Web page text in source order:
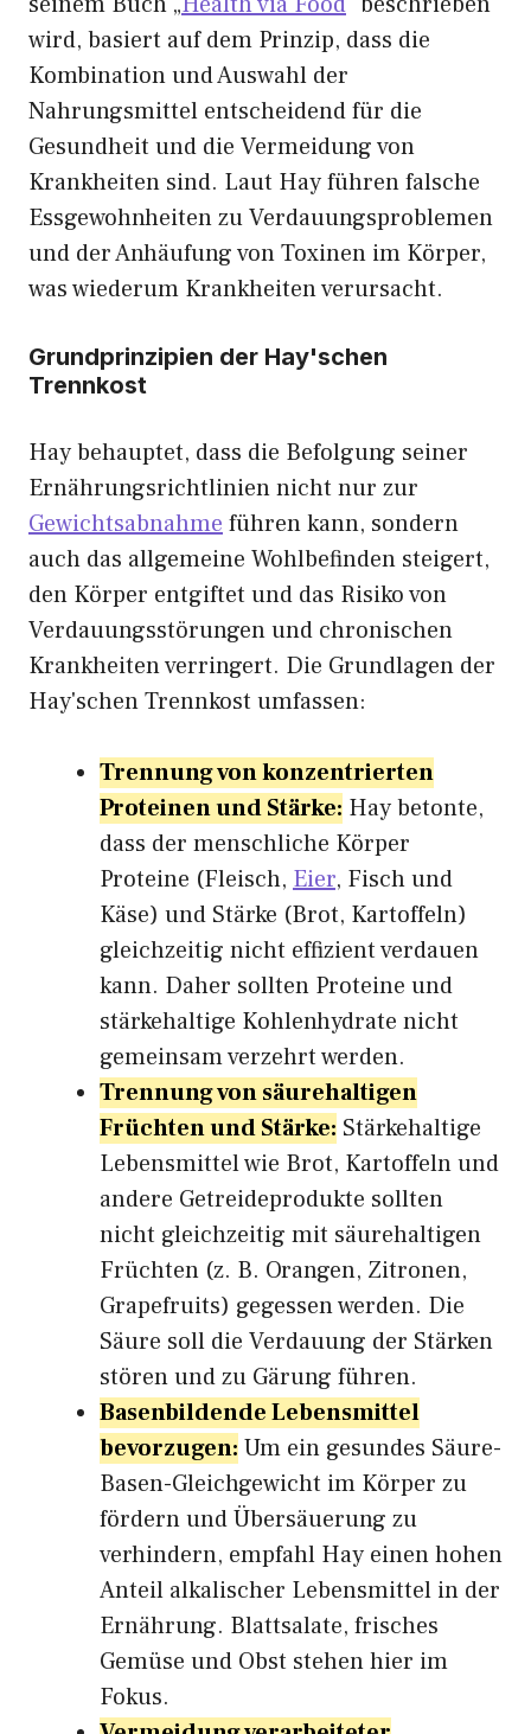
wird, basiert auf dem Prinzip, dass die
Kombination und Auswahl der
Nahrungsmittel entscheidend für die
Gesundheit und die Vermeidung von
Krankheiten sind. Laut Hay führen falsche
Essgewohnheiten zu Verdauungsproblemen
und der Anhäufung von Toxinen im Körper,
was wiederum Krankheiten verursacht.
Grundprinzipien der Hay'schen
Trennkost
Hay behauptet, dass die Befolgung seiner
Ernährungsrichtlinien nicht nur zur
Gewichtsabnahme führen kann, sondern
auch das allgemeine Wohlbefinden steigert,
den Körper entgiftet und das Risiko von
Verdauungsstörungen und chronischen
Krankheiten verringert. Die Grundlagen der
Hay'schen Trennkost umfassen:
Trennung von konzentrierten
Proteinen und Stärke: Hay betonte,
dass der menschliche Körper
Proteine (Fleisch, Eier, Fisch und
Käse) und Stärke (Brot, Kartoffeln)
gleichzeitig nicht effizient verdauen
kann. Daher sollten Proteine und
stärkehaltige Kohlenhydrate nicht
gemeinsam verzehrt werden.
Trennung von säurehaltigen
Früchten und Stärke: Stärkehaltige
Lebensmittel wie Brot, Kartoffeln und
andere Getreideprodukte sollten
nicht gleichzeitig mit säurehaltigen
Früchten (z. B. Orangen, Zitronen,
Grapefruits) gegessen werden. Die
Säure soll die Verdauung der Stärken
stören und zu Gärung führen.
Basenbildende Lebensmittel
bevorzugen: Um ein gesundes Säure-
Basen-Gleichgewicht im Körper zu
fördern und Übersäuerung zu
verhindern, empfahl Hay einen hohen
Anteil alkalischer Lebensmittel in der
Ernährung. Blattsalate, frisches
Gemüse und Obst stehen hier im
Fokus.